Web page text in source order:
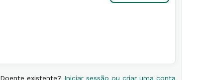
Doente existente? Iniciar sessão ou criar uma conta